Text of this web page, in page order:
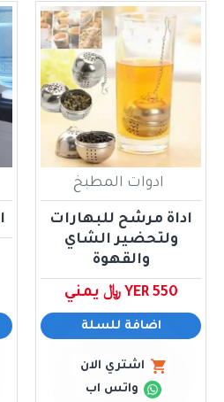
ادوات المطبخ
اداة مرشح للبهارات
ولتحضير الشاي
والقهوة
YER 550 ﷼ يمني
اضافة للسلة
اشتري الان
واتس اب